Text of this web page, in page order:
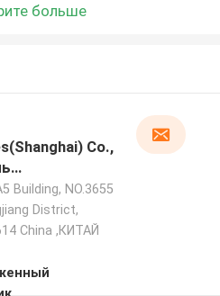
больше
Co.,
Building, NO.3655
District,
China ,КИТАЙ